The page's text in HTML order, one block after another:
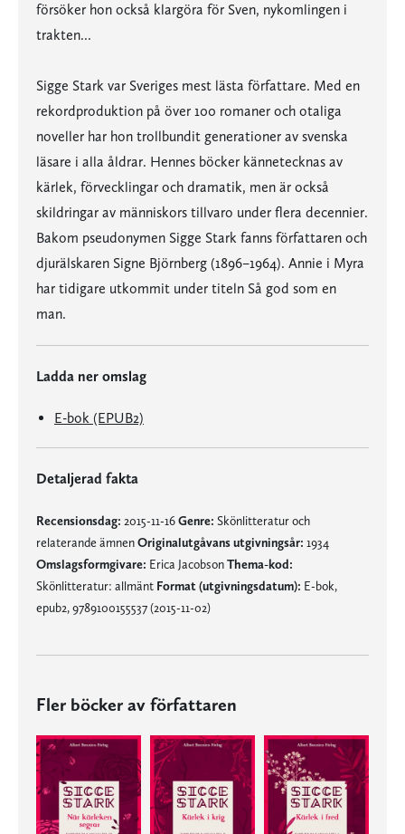
försöker hon också klargöra för Sven, nykomlingen i
trakten...
Sigge Stark var Sveriges mest lästa författare. Med en
rekordproduktion på över 100 romaner och otaliga
noveller har hon trollbundit generationer av svenska
läsare i alla åldrar. Hennes böcker kännetecknas av
kärlek, förvecklingar och dramatik, men är också
skildringar av människors tillvaro under flera decennier.
Bakom pseudonymen Sigge Stark fanns författaren och
djurälskaren Signe Björnberg (1896–1964). Annie i Myra
har tidigare utkommit under titeln Så god som en
man.
Ladda ner omslag
E-bok (EPUB2)
Detaljerad fakta
Recensionsdag: 2015-11-16Genre: Skönlitteratur och
relaterande ämnenOriginalutgåvans utgivningsår: 1934
Omslagsformgivare: Erica JacobsonThema-kod:
Skönlitteratur: allmänt Format (utgivningsdatum): E-bok,
epub2, 9789100155537 (2015-11-02)
Fler böcker av författaren